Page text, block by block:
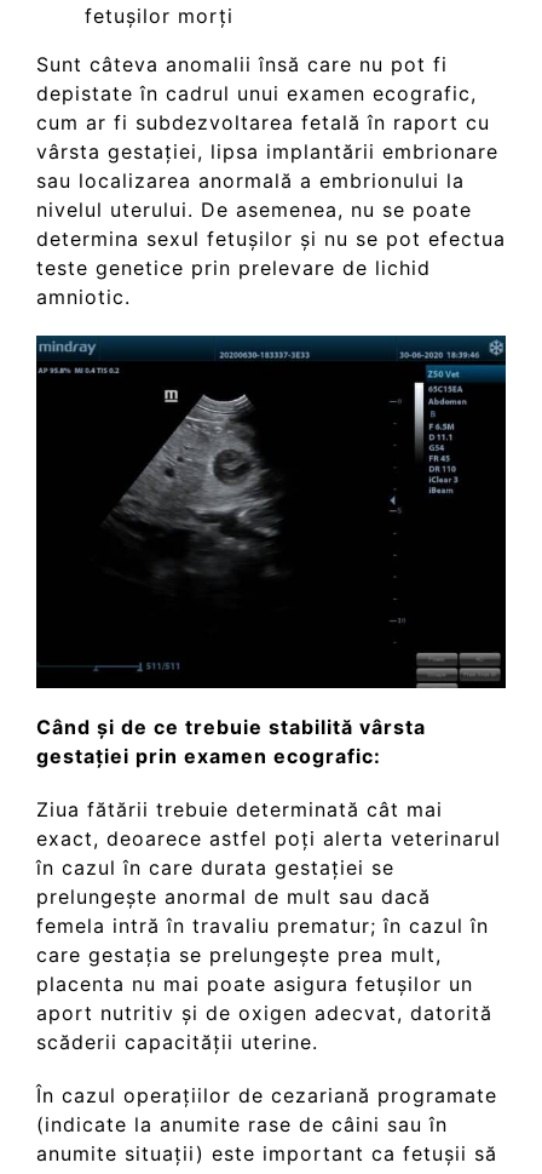
fetușilor morți
Sunt câteva anomalii însă care nu pot fi
depistate în cadrul unui examen ecografic,
cum ar fi subdezvoltarea fetală în raport cu
vârsta gestației, lipsa implantării embrionare
sau localizarea anormală a embrionului la
nivelul uterului. De asemenea, nu se poate
determina sexul fetușilor și nu se pot efectua
teste genetice prin prelevare de lichid
amniotic.
Când și de ce trebuie stabilită vârsta
gestației prin examen ecografic:
Ziua fătării trebuie determinată cât mai
exact, deoarece astfel poți alerta veterinarul
în cazul în care durata gestației se
prelungește anormal de mult sau dacă
femela intră în travaliu prematur; în cazul în
care gestația se prelungește prea mult,
placenta nu mai poate asigura fetușilor un
aport nutritiv și de oxigen adecvat, datorită
scăderii capacității uterine.
În cazul operațiilor de cezariană programate
(indicate la anumite rase de câini sau în
anumite situații) este important ca fetușii să